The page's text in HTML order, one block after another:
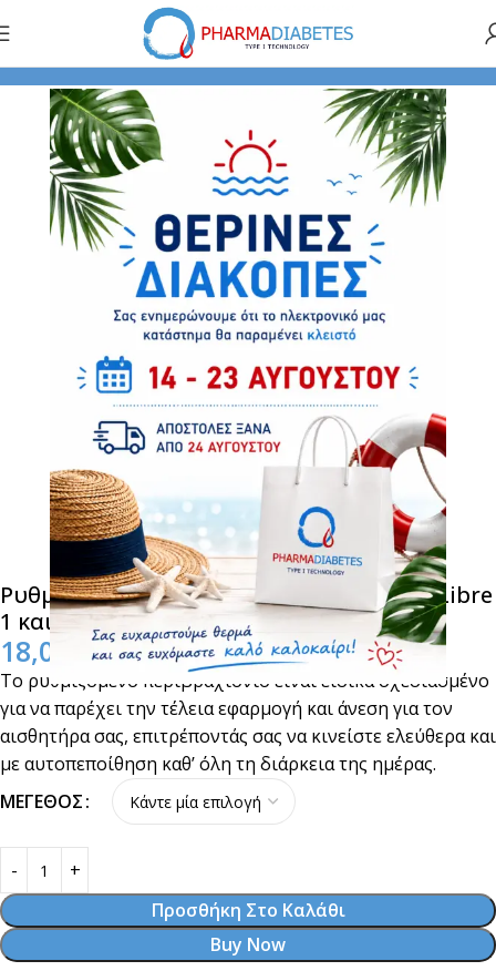
- Αισθητήρων Προστατευτικά holders αισθητήρων
Ρυθμιζόμενο Περιβραχιόνιο Αισθητήρα Libre
1 και 2 Grey
18,00
Το ρυθμιζόμενο περιβραχιόνιο είναι ειδικά σχεδιασμένο
για να παρέχει την τέλεια εφαρμογή και άνεση για τον
αισθητήρα σας, επιτρέποντάς σας να κινείστε ελεύθερα και
με αυτοπεποίθηση καθ’ όλη τη διάρκεια της ημέρας.
ΜΈΓΕΘΟΣ
Προσθήκη Στο Καλάθι
Buy Now